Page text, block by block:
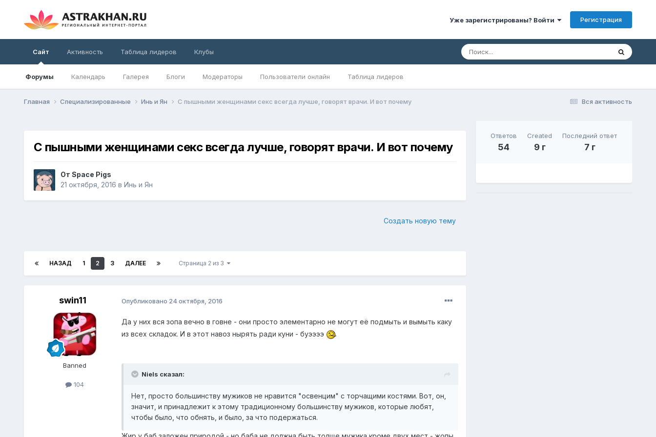
Уже зарегистрированы? Войти Регистрация
Сайт
Форумы Календарь Галерея Блоги Модераторы Пользователи онлайн Таблица лидеров
Активность Таблица лидеров Клубы
Вся активность
Главная Специализированные Инь и Ян С пышными женщинами секс всегда лучше, говорят врачи. И вот почему
С пышными женщинами секс всегда лучше, говорят врачи. И вот почему
От Space Pigs
21 октября, 2016 в Инь и Ян
Создать новую тему
НАЗАД 1 2 3 ДАЛЕЕ Страница 2 из 3
swin11
Banned
104
Опубликовано 24 октября, 2016
Да у них вся зопа вечно в говне - они просто элементарно не могут её подмыть и вымыть каку
из всех складок. И в этот навоз нырять ради куни - буээээ
Niels сказал:
Нет, просто большинству мужиков не нравится "освенцим" с торчащими костями. Вот, он,
значит, и принадлежит к этому традиционному большинству мужиков, которые любят,
чтобы было, что обнять, и было, за что подержаться.
Ответов
54
Created
9 г
Последний ответ
7 г